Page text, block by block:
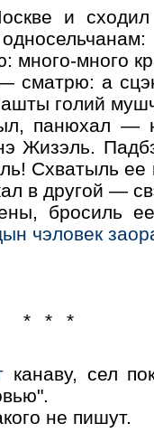
и
много
сматрю: а
голий
панюхал —
Жизэль.
Схватыль ее
в другой —
бросиль
чэловек
* * *
канаву, сел
не пишут.